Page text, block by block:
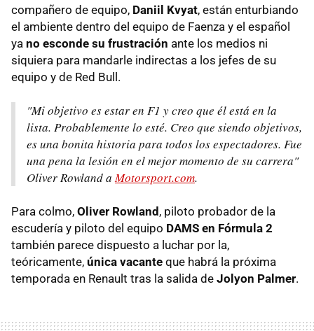
compañero de equipo, Daniil Kvyat, están enturbiando
el ambiente dentro del equipo de Faenza y el español
ya no esconde su frustración ante los medios ni
siquiera para mandarle indirectas a los jefes de su
equipo y de Red Bull.
"Mi objetivo es estar en F1 y creo que él está en la
lista. Probablemente lo esté. Creo que siendo objetivos,
es una bonita historia para todos los espectadores. Fue
una pena la lesión en el mejor momento de su carrera"
Oliver Rowland aMotorsport.com.
Para colmo, Oliver Rowland, piloto probador de la
escudería y piloto del equipo DAMS en Fórmula 2
también parece dispuesto a luchar por la,
teóricamente, única vacante que habrá la próxima
temporada en Renault tras la salida de Jolyon Palmer.